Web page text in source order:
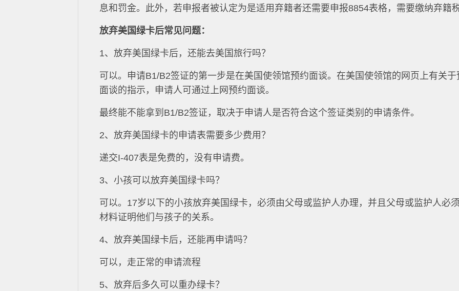
息和罚金。此外，若申报者被认定为是适用弃籍者还需要申报8854表格，需要缴纳弃籍税
放弃美国绿卡后常见问题：
1、放弃美国绿卡后，还能去美国旅行吗？
可以。申请B1/B2签证的第一步是在美国使领馆预约面谈。在美国使领馆的网页上有关于
面谈的指示，申请人可通过上网预约面谈。
最终能不能拿到B1/B2签证，取决于申请人是否符合这个签证类别的申请条件。
2、放弃美国绿卡的申请表需要多少费用？
递交I-407表是免费的，没有申请费。
3、小孩可以放弃美国绿卡吗？
可以。17岁以下的小孩放弃美国绿卡，必须由父母或监护人办理，并且父母或监护人必
材料证明他们与孩子的关系。
4、放弃美国绿卡后，还能再申请吗？
可以，走正常的申请流程
5、放弃后多久可以重办绿卡？